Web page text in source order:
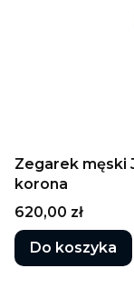
Zegarek męski
korona
Cena
620,00 zł
Do koszyka